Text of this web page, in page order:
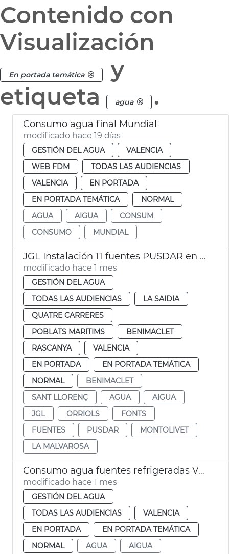
Contenido con
Visualización
En portada temática
y
etiqueta
agua .
Consumo agua final Mundial
modificado hace 19 días
GESTIÓN DEL AGUA
VALENCIA
WEB FDM
TODAS LAS AUDIENCIAS
VALENCIA
EN PORTADA
EN PORTADA TEMÁTICA
NORMAL
AGUA
AIGUA
CONSUM
CONSUMO
MUNDIAL
JGL Instalación 11 fuentes PUSDAR en València
modificado hace 1 mes
GESTIÓN DEL AGUA
TODAS LAS AUDIENCIAS
LA SAIDIA
QUATRE CARRERES
POBLATS MARITIMS
BENIMACLET
RASCANYA
VALENCIA
EN PORTADA
EN PORTADA TEMÁTICA
NORMAL
BENIMACLET
SANT LLORENÇ
AGUA
AIGUA
JGL
ORRIOLS
FONTS
FUENTES
PUSDAR
MONTOLIVET
LA MALVAROSA
Consumo agua fuentes refrigeradas València
modificado hace 1 mes
GESTIÓN DEL AGUA
TODAS LAS AUDIENCIAS
VALENCIA
EN PORTADA
EN PORTADA TEMÁTICA
NORMAL
AGUA AIGUA